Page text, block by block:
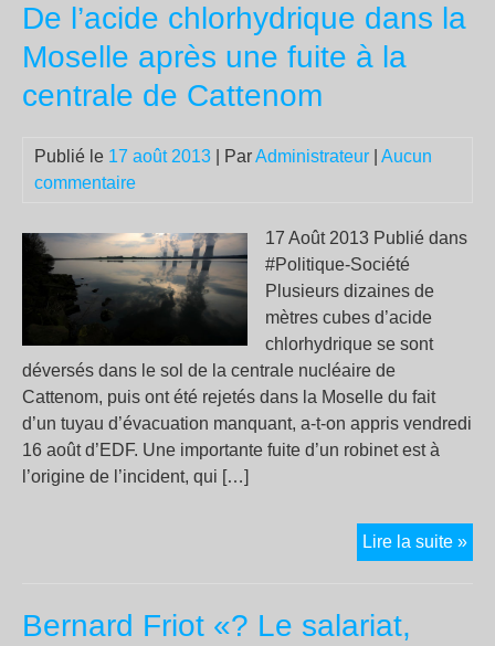
De l’acide chlorhydrique dans la
Moselle après une fuite à la
centrale de Cattenom
Publié le 17 août 2013 | ParAdministrateur
Aucun
commentaire
17 Août 2013 Publié dans
#Politique-Société
Plusieurs dizaines de
mètres cubes d’acide
chlorhydrique se sont
déversés dans le sol de la centrale nucléaire de
Cattenom, puis ont été rejetés dans la Moselle du fait
d’un tuyau d’évacuation manquant, a-t-on appris vendredi
16 août d’EDF. Une importante fuite d’un robinet est à
l’origine de l’incident, qui […]
Lire la suite »De
Bernard Friot «? Le salariat,